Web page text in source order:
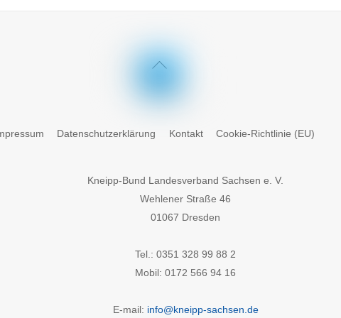
Back
Top
Datenschutzerklärung Kontakt Cookie-Richtlinie (EU)
Kneipp-Bund Landesverband Sachsen e. V.
Wehlener Straße 46
01067 Dresden
Tel.: 0351 328 99 88 2
Mobil: 0172 566 94 16
E-mail: info@kneipp-sachsen.de